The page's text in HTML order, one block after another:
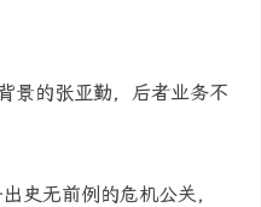
景的张亚勤，后者业务不
史无前例的危机公关，